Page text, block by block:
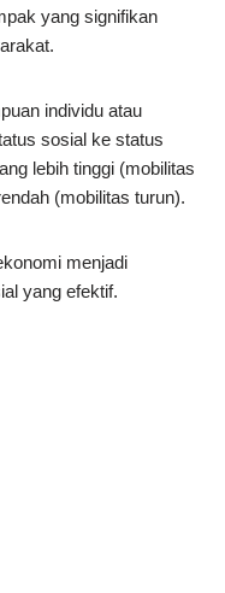
yang signifikan
individu atau
sosial ke status
lebih tinggi (mobilitas
(mobilitas turun).
menjadi
yang efektif.